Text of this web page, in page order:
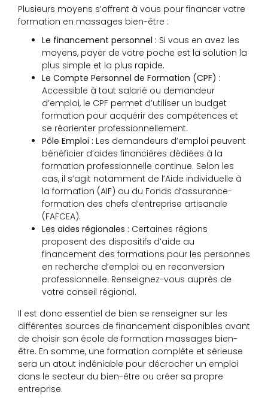
Plusieurs moyens s’offrent à vous pour financer votre
formation en massages bien-être :
Le financement personnel : Si vous en avez les
moyens, payer de votre poche est la solution la
plus simple et la plus rapide.
Le Compte Personnel de Formation (CPF) :
Accessible à tout salarié ou demandeur
d’emploi, le CPF permet d’utiliser un budget
formation pour acquérir des compétences et
se réorienter professionnellement.
Pôle Emploi : Les demandeurs d’emploi peuvent
bénéficier d’aides financières dédiées à la
formation professionnelle continue. Selon les
cas, il s’agit notamment de l’Aide individuelle à
la formation (AIF) ou du Fonds d’assurance-
formation des chefs d’entreprise artisanale
(FAFCEA).
Les aides régionales : Certaines régions
proposent des dispositifs d’aide au
financement des formations pour les personnes
en recherche d’emploi ou en reconversion
professionnelle. Renseignez-vous auprès de
votre conseil régional.
Il est donc essentiel de bien se renseigner sur les
différentes sources de financement disponibles avant
de choisir son école de formation massages bien-
être. En somme, une formation complète et sérieuse
sera un atout indéniable pour décrocher un emploi
dans le secteur du bien-être ou créer sa propre
entreprise.